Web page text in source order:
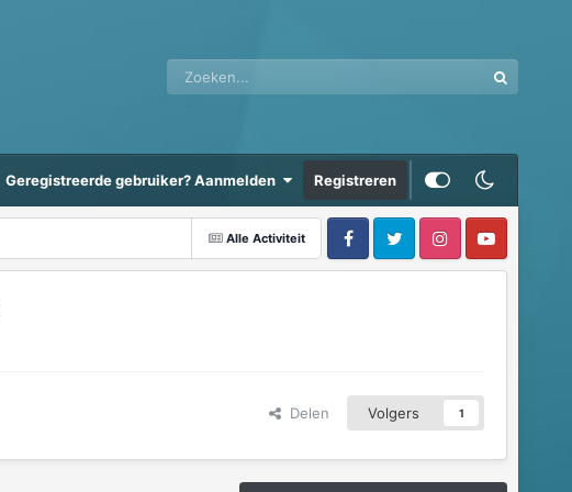
Geregistreerde gebruiker? Aanmelden Registreren
Alle Activiteit
Delen Volgers 1